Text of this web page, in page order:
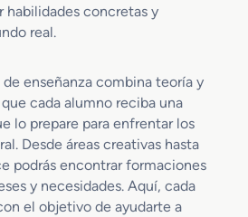
habilidades concretas y
real.
enseñanza combina teoría y
cada alumno reciba una
lo prepare para enfrentar los
Desde áreas creativas hasta
podrás encontrar formaciones
y necesidades. Aquí, cada
el objetivo de ayudarte a